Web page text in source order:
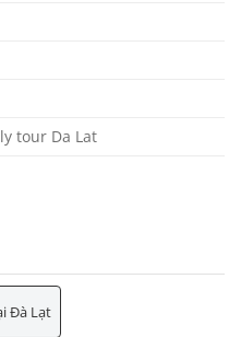
tour Da Lat
Đà Lạt